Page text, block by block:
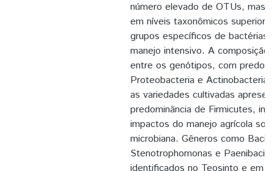
número elevado de OTUs, mas
em níveis taxonômicos
grupos específicos de bactérias
manejo intensivo. A composição
entre os genótipos, com
Proteobacteria e Actinobacteria
as variedades cultivadas
predominância de Firmicutes,
impactos do manejo agrícola
microbiana. Gêneros como
Stenotrophomonas e